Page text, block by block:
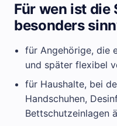
Für wen ist die
besonders
für Angehörige, die
und später flexibel
für Haushalte, bei
Handschuhen,
Bettschutzeinlagen